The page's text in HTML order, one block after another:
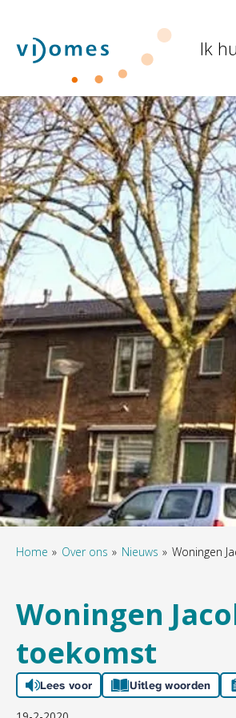
Naar hoofdinhoud
Naar hoofdnavigatiemenu
Naar zoeken
Naar de homepage Ik
Home Over ons Nieuws Woningen
Woningen
toekomst
Lees voor Uitleg woorden